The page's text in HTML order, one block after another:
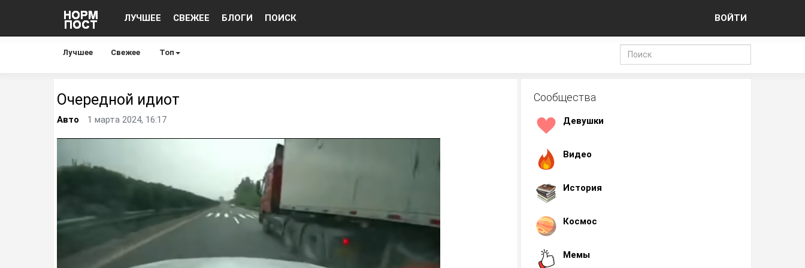
ЛУЧШЕЕ СВЕЖЕЕ БЛОГИ ПОИСК ВОЙТИ
Лучшее Свежее Топ
Очередной идиот
Авто 1 марта 2024, 16:17
Сообщества
Девушки
Видео
История
Космос
Мемы